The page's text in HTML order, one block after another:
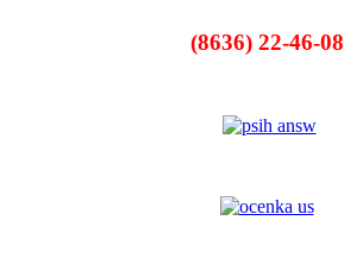
(8636) 22-46-08